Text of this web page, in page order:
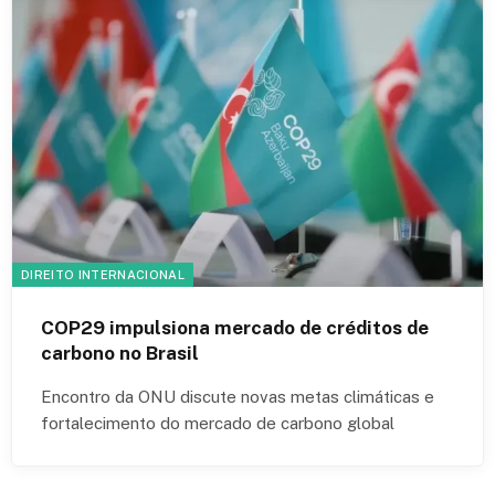
DIREITO INTERNACIONAL
COP29 impulsiona mercado de créditos de
carbono no Brasil
Encontro da ONU discute novas metas climáticas e
fortalecimento do mercado de carbono global